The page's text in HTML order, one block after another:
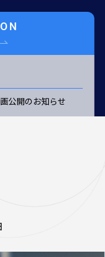
公開のお知らせ